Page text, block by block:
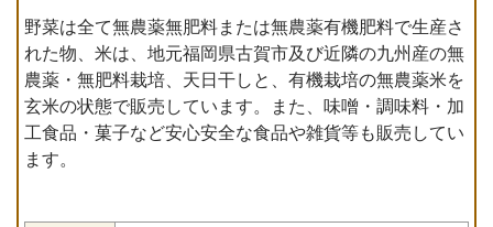
野菜は全て無農薬無肥料または無農薬有機肥料で生産さ
れた物、米は、地元福岡県古賀市及び近隣の九州産の無
農薬・無肥料栽培、天日干しと、有機栽培の無農薬米を
玄米の状態で販売しています。また、味噌・調味料・加
工食品・菓子など安心安全な食品や雑貨等も販売してい
ます。